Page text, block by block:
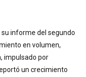
su informe del segundo
en volumen,
impulsado por
un crecimiento